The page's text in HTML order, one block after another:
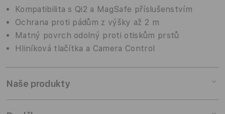
Kompatibilita s Qi2 a MagSafe příslušenstvím
Ochrana proti pádům z výšky až 2 m
Matný povrch odolný proti otiskům prstů
Hliníková tlačítka a Camera Control
Naše produkty